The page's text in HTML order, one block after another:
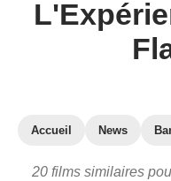
Accueil News
20 films similaires